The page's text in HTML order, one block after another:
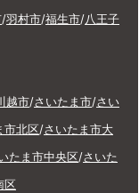
/羽村市/福生市/八王子
越市/さいたま市/さい
市北区/さいたま市大
たま市中央区/さいた
区